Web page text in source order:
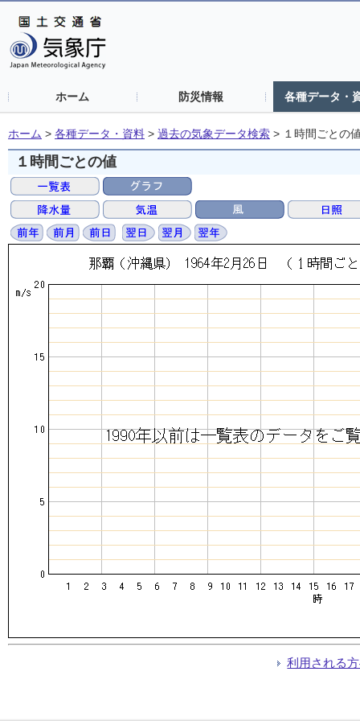
ホーム 防災情報 各種データ・
ホーム > 各種データ・資料 > 過去の気象データ検索 > １時間ごとの
１時間ごとの値
利用される